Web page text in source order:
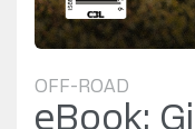
OFF-ROAD
eBook: